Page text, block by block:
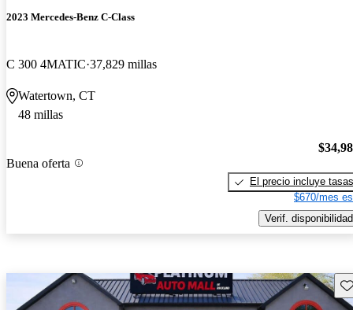
2023 Mercedes-Benz C-Class
C 300 4MATIC 37,829 millas
Watertown, CT
48 millas
Buena oferta
El precio incluye tasas
$670/mes
Verif. disponibilidad